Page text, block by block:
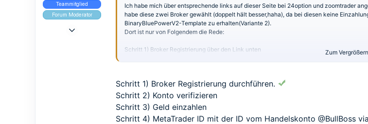
Teammitglied
Forum Moderator
Ich habe mich über entsprechende links auf dieser Seite bei 24option und zoomtrader
habe diese zwei Broker gewählt (doppelt hält besser,haha), da bei diesen keine
BinaryBluePowerV2-Template zu erhalten(Variante 2).
Dort ist nur von Folgendem die Rede:
Schritt 1) Broker Registrierung über den Link unten
Nun habe ich mich wie gesagt auf diese Weise bei Zoomtrader und 24option angemeldet
habe ich weder Antwort erhalten, noch die Premium-Mitgliedschaft bzw Zugang zum
Habe ich vielleicht etwas falsch verstanden? Was sind eure Erfahrungen diesbezüglich?
Vielen Dank für jede Antwort. Bin schon ganz wild darauf, endlich mit dem Template
Zum
Schritt 1) Broker Registrierung durchführen.
Schritt 2) Konto verifizieren
Schritt 3) Geld einzahlen
Schritt 4) MetaTrader ID mit der ID vom Handelskonto @BullBoss